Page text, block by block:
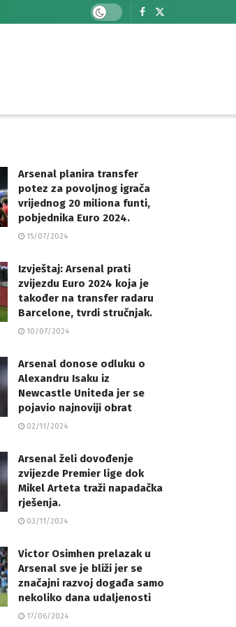
Arsenal planira transfer
potez za povoljnog igrača
vrijednog 20 miliona funti,
pobjednika Euro 2024.
15/07/2024
Izvještaj: Arsenal prati
zvijezdu Euro 2024 koja je
također na transfer radaru
Barcelone, tvrdi stručnjak.
10/07/2024
Arsenal donose odluku o
Alexandru Isaku iz
Newcastle Uniteda jer se
pojavio najnoviji obrat
02/11/2024
Arsenal želi dovođenje
zvijezde Premier lige dok
Mikel Arteta traži napadačka
rješenja.
03/11/2024
Victor Osimhen prelazak u
Arsenal sve je bliži jer se
značajni razvoj događa samo
nekoliko dana udaljenosti
17/06/2024